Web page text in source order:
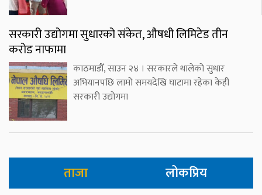
सरकारी उद्योगमा सुधारको संकेत, औषधी लिमिटेड तीन
करोड नाफामा
काठमाडौँ, साउन २४ । सरकारले थालेको सुधार
अभियानपछि लामो समयदेखि घाटामा रहेका केही
सरकारी उद्योगमा
ताजा लोकप्रिय